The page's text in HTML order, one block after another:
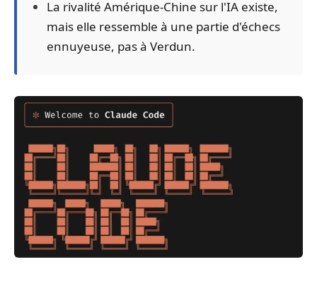
La rivalité Amérique-Chine sur l'IA existe,
mais elle ressemble à une partie d'échecs
ennuyeuse, pas à Verdun.